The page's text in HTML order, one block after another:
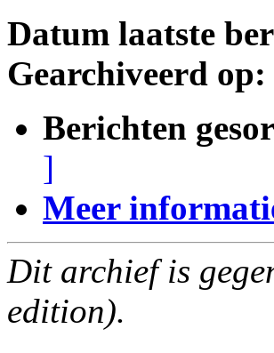
Datum laatste
Gearchiveerd op:
Berichten
]
Meer
Dit archief is
edition).